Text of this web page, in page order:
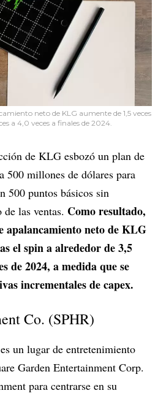
neto de KLG aumente de 1,5 veces
a 4,0 veces a finales de 2024.
de KLG esbozó un plan de
500 millones de dólares para
500 puntos básicos sin
las ventas. Como resultado,
apalancamiento neto de KLG
el spin a alrededor de 3,5
de 2024, a medida que se
incrementales de capex.
Co. (SPHR)
un lugar de entretenimiento
Garden Entertainment Corp.
para centrarse en su